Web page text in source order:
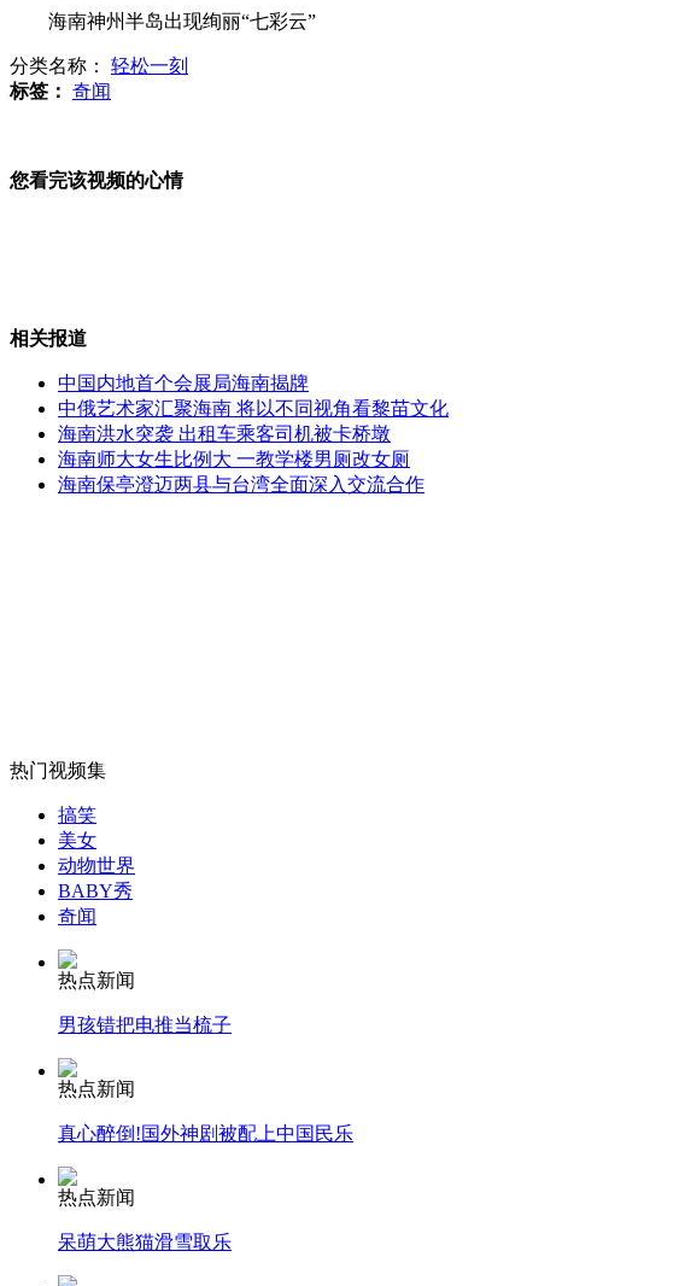
史上最严高考 湖北作文"科技利与弊"
荷兰公司称21年内送20人火星定居
商家借“最美司机”推销产品遭质疑
无痛分娩是否安全 医生回应
外交部：反对强权政治霸凌主义
外交部：有关国家言论片面不公正
安徽一实载49人客车翻车
海南神州半岛出现绚丽“七彩云”
分类名称： 轻松一刻
标签： 奇闻
您看完该视频的心情
相关报道
中国内地首个会展局海南揭牌
中俄艺术家汇聚海南 将以不同视角看黎苗文化
海南洪水突袭 出租车乘客司机被卡桥墩
海南师大女生比例大 一教学楼男厕改女厕
海南保亭澄迈两县与台湾全面深入交流合作
热门视频集
搞笑
美女
动物世界
BABY秀
奇闻
热点新闻
男孩错把电推当梳子
热点新闻
真心醉倒!国外神剧被配上中国民乐
热点新闻
呆萌大熊猫滑雪取乐